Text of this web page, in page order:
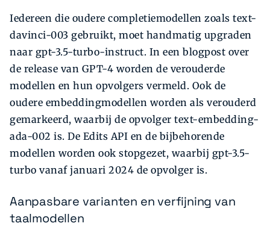
Iedereen die oudere completiemodellen zoals text-
davinci-003 gebruikt, moet handmatig upgraden
naar gpt-3.5-turbo-instruct. In een blogpost over
de release van GPT-4 worden de verouderde
modellen en hun opvolgers vermeld. Ook de
oudere embeddingmodellen worden als verouderd
gemarkeerd, waarbij de opvolger text-embedding-
ada-002 is. De Edits API en de bijbehorende
modellen worden ook stopgezet, waarbij gpt-3.5-
turbo vanaf januari 2024 de opvolger is.
Aanpasbare varianten en verfijning van
taalmodellen